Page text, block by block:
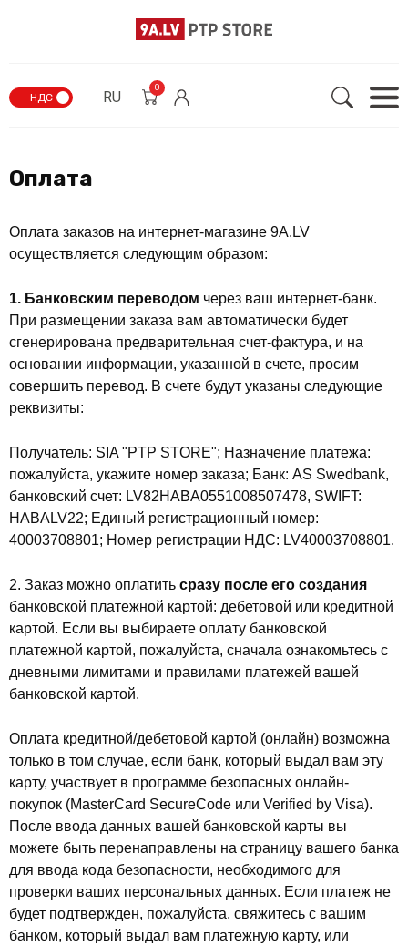
НДС RU
0
Оплата
Оплата заказов на интернет-магазине 9A.LV
осуществляется следующим образом:
1. Банковским переводом через ваш интернет-банк.
При размещении заказа вам автоматически будет
сгенерирована предварительная счет-фактура, и на
основании информации, указанной в счете, просим
совершить перевод. В счете будут указаны следующие
реквизиты:
Получатель: SIA "PTP STORE"; Назначение платежа:
пожалуйста, укажите номер заказа; Банк: AS Swedbank,
банковский счет: LV82HABA0551008507478, SWIFT:
HABALV22; Единый регистрационный номер:
40003708801; Номер регистрации НДС: LV40003708801.
2. Заказ можно оплатить сразу после его создания
банковской платежной картой: дебетовой или кредитной
картой. Если вы выбираете оплату банковской
платежной картой, пожалуйста, сначала ознакомьтесь с
дневными лимитами и правилами платежей вашей
банковской картой.
Оплата кредитной/дебетовой картой (онлайн) возможна
только в том случае, если банк, который выдал вам эту
карту, участвует в программе безопасных онлайн-
покупок (MasterCard SecureCode или Verified by Visa).
После ввода данных вашей банковской карты вы
можете быть перенаправлены на страницу вашего банка
для ввода кода безопасности, необходимого для
проверки ваших персональных данных. Если платеж не
будет подтвержден, пожалуйста, свяжитесь с вашим
банком, который выдал вам платежную карту, или